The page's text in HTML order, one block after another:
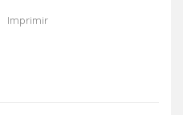
Imprimir